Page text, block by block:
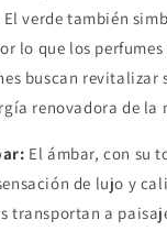
verde también
lo que los perfumes
buscan revitalizar
renovadora de la
El ámbar, con su
de lujo y
transportan a